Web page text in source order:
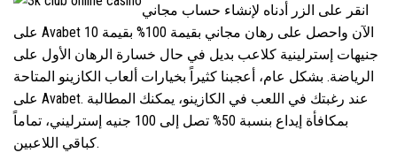
انقر على الزر أدناه لإنشاء حساب مجاني
على Avabet الآن واحصل على رهان مجاني بقيمة 100% بقيمة 10
جنيهات إسترلينية كلاعب بديل في حال خسارة الرهان الأول على
الرياضة. بشكل عام، أعجبنا كثيراً بخيارات ألعاب الكازينو المتاحة
على Avabet. عند رغبتك في اللعب في الكازينو، يمكنك المطالبة
بمكافأة إيداع بنسبة 50% تصل إلى 100 جنيه إسترليني، تماماً
كباقي اللاعبين.